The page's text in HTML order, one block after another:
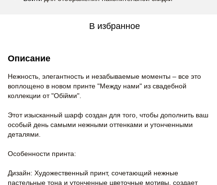
В избранное
Описание
Нежность, элегантность и незабываемые моменты – все это
воплощено в новом принте "Между нами" из свадебной
коллекции от "Обійми".
Этот изысканный шарф создан для того, чтобы дополнить ваш
особый день самыми нежными оттенками и утонченными
деталями.
Особенности принта:
Дизайн: Художественный принт, сочетающий нежные
пастельные тона и утонченные цветочные мотивы, создает